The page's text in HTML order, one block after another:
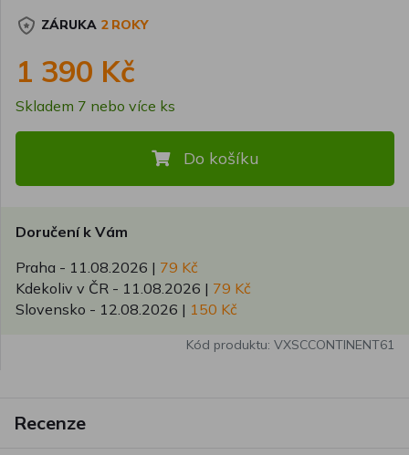
ZÁRUKA 2 ROKY
1 390 Kč
Skladem 7 nebo více ks
Do košíku
Doručení k Vám
Praha - 11.08.2026 | 79 Kč
Kdekoliv v ČR - 11.08.2026 | 79 Kč
Slovensko - 12.08.2026 | 150 Kč
Kód produktu: VXSCCONTINENT61
Recenze